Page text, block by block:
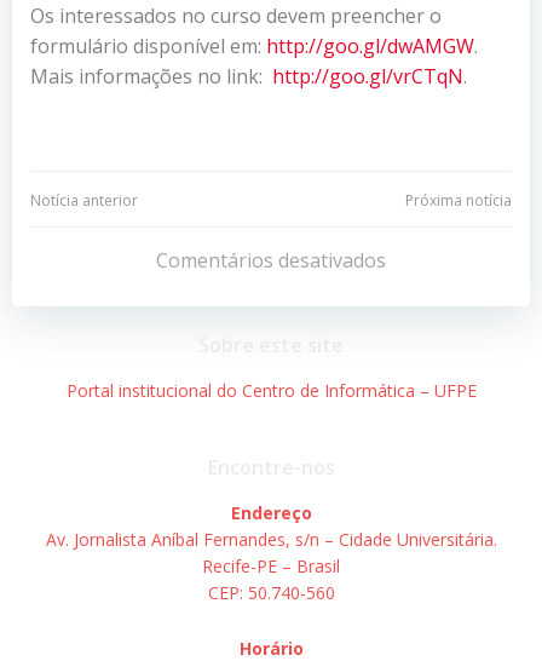
Os interessados no curso devem preencher o
formulário disponível em: http://goo.gl/dwAMGW.
Mais informações no link: http://goo.gl/vrCTqN.
Navegação
Post
Notícia anterior
Navegação
de
Post
Próxima notícia
Comentários desativados
Portal institucional do Centro de Informática – UFPE
Endereço
Av. Jornalista Aníbal Fernandes, s/n – Cidade Universitária.
Recife-PE – Brasil
CEP: 50.740-560
Horário